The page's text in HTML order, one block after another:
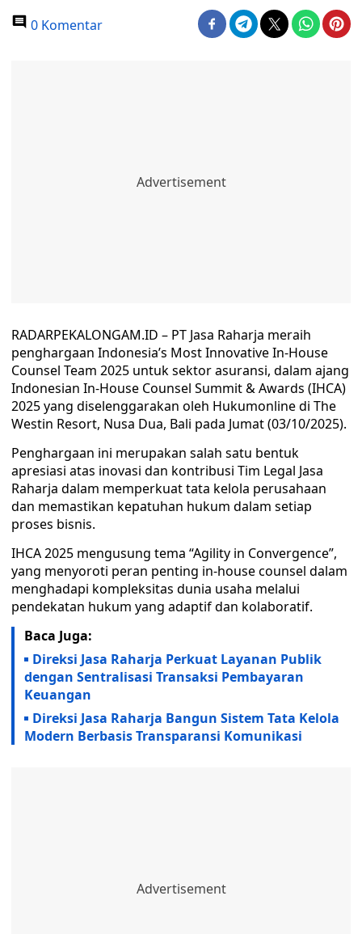
0 Komentar
RADARPEKALONGAM.ID – PT Jasa Raharja meraih
penghargaan Indonesia’s Most Innovative In-House
Counsel Team 2025 untuk sektor asuransi, dalam ajang
Indonesian In-House Counsel Summit & Awards (IHCA)
2025 yang diselenggarakan oleh Hukumonline di The
Westin Resort, Nusa Dua, Bali pada Jumat (03/10/2025).
Penghargaan ini merupakan salah satu bentuk
apresiasi atas inovasi dan kontribusi Tim Legal Jasa
Raharja dalam memperkuat tata kelola perusahaan
dan memastikan kepatuhan hukum dalam setiap
proses bisnis.
IHCA 2025 mengusung tema “Agility in Convergence”,
yang menyoroti peran penting in-house counsel dalam
menghadapi kompleksitas dunia usaha melalui
pendekatan hukum yang adaptif dan kolaboratif.
Baca Juga:
Direksi Jasa Raharja Perkuat Layanan Publik
dengan Sentralisasi Transaksi Pembayaran
Keuangan
Direksi Jasa Raharja Bangun Sistem Tata Kelola
Modern Berbasis Transparansi Komunikasi